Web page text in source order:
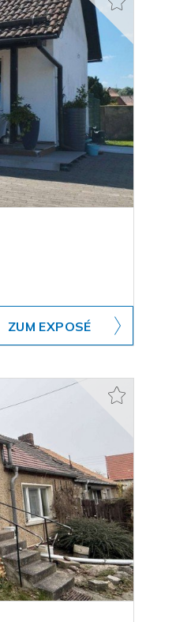
ZUM EXPOSÉ